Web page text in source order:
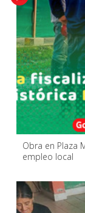
Obra en Plaza
empleo local